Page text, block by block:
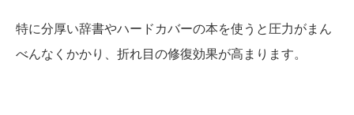
特に分厚い辞書やハードカバーの本を使うと圧力がまん
べんなくかかり、折れ目の修復効果が高まります。